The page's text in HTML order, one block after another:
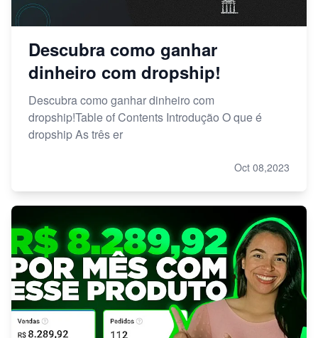
Descubra como ganhar
dinheiro com dropship!
Descubra como ganhar dinheiro com
dropship!Table of Contents Introdução O que é
dropship As três er
Oct 08,2023